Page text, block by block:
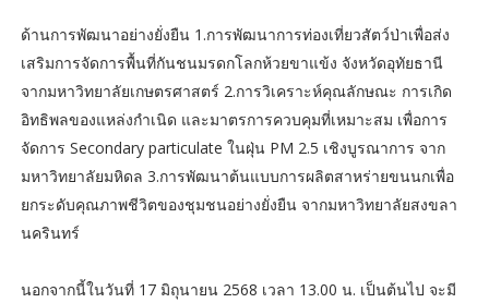
ด้านการพัฒนาอย่างยั่งยืน 1.การพัฒนาการท่องเที่ยวสัตว์ป่าเพื่อส่ง
เสริมการจัดการพื้นที่กันชนมรดกโลกห้วยขาแข้ง จังหวัดอุทัยธานี
จากมหาวิทยาลัยเกษตรศาสตร์ 2.การวิเคราะห์คุณลักษณะ การเกิด
อิทธิพลของแหล่งกำเนิด และมาตรการควบคุมที่เหมาะสม เพื่อการ
จัดการ Secondary particulate ในฝุ่น PM 2.5 เชิงบูรณาการ จาก
มหาวิทยาลัยมหิดล 3.การพัฒนาต้นแบบการผลิตสาหร่ายขนนกเพื่อ
ยกระดับคุณภาพชีวิตของชุมชนอย่างยั่งยืน จากมหาวิทยาลัยสงขลา
นครินทร์
นอกจากนี้ในวันที่ 17 มิถุนายน 2568 เวลา 13.00 น. เป็นต้นไป จะมี